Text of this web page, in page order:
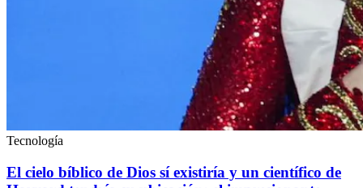
Tecnología
El cielo bíblico de Dios sí existiría y un científico de